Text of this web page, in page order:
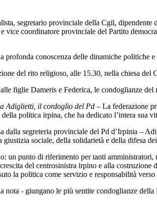
segretario provinciale della Cgil, dipendente
vice coordinatore provinciale del Partito
profonda conoscenza delle dinamiche politiche
del rito religioso, alle 15.30, nella chiesa
figlie Dameris e Federica, le condoglianze del
Adiglietti, il cordoglio del Pd – La federazione
politica irpina, che ha dedicato l’intera sua
dalla segreteria provinciale del Pd d’Irpinia –
sociale, della solidarietà e della difesa
un punto di riferimento per tanti
del centrosinistra irpino e alla costruzione
la politica come servizio e responsabilità
- giungano le più sentite condoglianze